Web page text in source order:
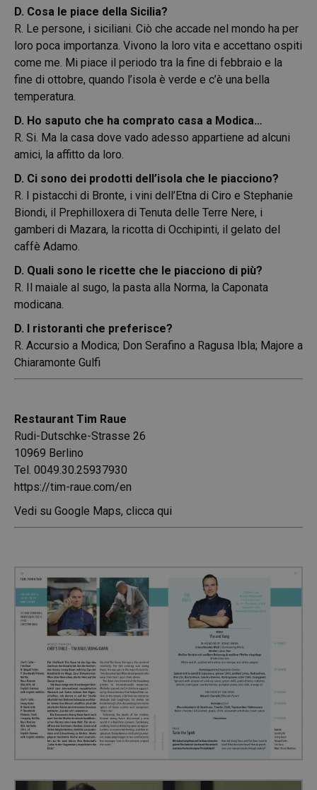
D. Cosa le piace della Sicilia?
R. Le persone, i siciliani. Ciò che accade nel mondo ha per
loro poca importanza. Vivono la loro vita e accettano ospiti
come me. Mi piace il periodo tra la fine di febbraio e la
fine di ottobre, quando l’isola è verde e c’è una bella
temperatura.
D. Ho saputo che ha comprato casa a Modica…
R. Si. Ma la casa dove vado adesso appartiene ad alcuni
amici, la affitto da loro.
D. Ci sono dei prodotti dell’isola che le piacciono?
R. I pistacchi di Bronte, i vini dell’Etna di Ciro e Stephanie
Biondi, il Prephilloxera di Tenuta delle Terre Nere, i
gamberi di Mazara, la ricotta di Occhipinti, il gelato del
caffè Adamo.
D. Quali sono le ricette che le piacciono di più?
R. Il maiale al sugo, la pasta alla Norma, la Caponata
modicana.
D. I ristoranti che preferisce?
R. Accursio a Modica; Don Serafino a Ragusa Ibla; Majore a
Chiaramonte Gulfi
Restaurant Tim Raue
Rudi-Dutschke-Strasse 26
10969 Berlino
Tel. 0049.30.25937930
https://tim-raue.com/en
Vedi su Google Maps, clicca qui